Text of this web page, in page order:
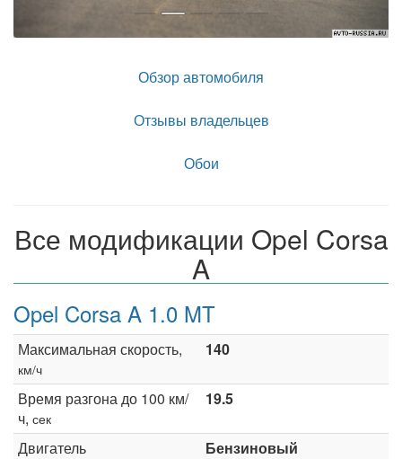
Обзор автомобиля
Отзывы владельцев
Обои
Все модификации Opel Corsa
A
Opel Corsa A 1.0 MT
Максимальная скорость,
км/ч
140
Время разгона до 100 км/
ч, сек
19.5
Двигатель
Бензиновый